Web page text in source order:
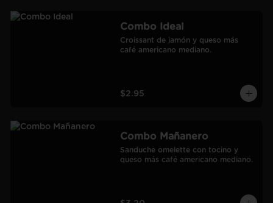
Combo Ideal
Croissant de jamón y queso más
café americano mediano.
$2.95
Combo Mañanero
Sanduche omelette con tocino y
queso más café americano mediano.